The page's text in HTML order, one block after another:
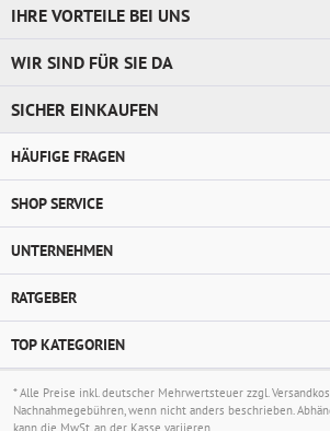
IHRE VORTEILE BEI UNS
WIR SIND FÜR SIE DA
SICHER EINKAUFEN
HÄUFIGE FRAGEN
SHOP SERVICE
UNTERNEHMEN
RATGEBER
TOP KATEGORIEN
* Alle Preise inkl. deutscher Mehrwertsteuer zzgl.
Nachnahmegebühren, wenn nicht anders beschrieben.
kann die MwSt. an der Kasse variieren.